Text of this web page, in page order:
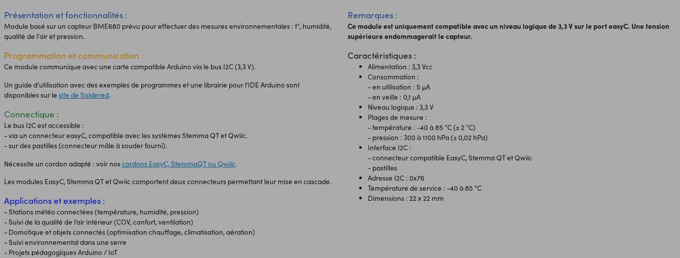
Présentation et fonctionnalités :
Module basé sur un capteur BME680 prévu pour effectuer des mesures environnementales : t°, humidité,
qualité de l'air et pression.
Programmation et communication :
Ce module communique avec une carte compatible Arduino via le bus I2C (3,3 V).
Un guide d'utilisation avec des exemples de programmes et une librairie pour l'IDE Arduino sont
disponibles sur le site de Soldered.
Connectique :
Le bus I2C est accessible :
- via un connecteur easyC, compatible avec les systèmes Stemma QT et Qwiic.
- sur des pastilles (connecteur mâle à souder fourni).
Nécessite un cordon adapté : voir noscordons EasyC, StemmaQT ou Qwiic.
Les modules EasyC, Stemma QT et Qwiic comportent deux connecteurs permettant leur mise en cascade.
Applications et exemples :
- Stations météo connectées (température, humidité, pression)
- Suivi de la qualité de l’air intérieur (COV, confort, ventilation)
- Domotique et objets connectés (optimisation chauffage, climatisation, aération)
- Suivi environnemental dans une serre
- Projets pédagogiques Arduino / IoT
Remarques :
Ce module est uniquement compatible avec un niveau logique de 3,3 V sur le port easyC. Une tension
supérieure endommagerait le capteur.
Caractéristiques :
Alimentation : 3,3 Vcc
Consommation :
- en utilisation : 5 µA
- en veille : 0,1 µA
Niveau logique : 3,3 V
Plages de mesure :
- température : -40 à 85 °C (± 2 °C)
- pression : 300 à 1100 hPa (± 0,02 hPa)
Interface I2C :
- connecteur compatible EasyC, Stemma QT et Qwiic
- pastilles
Adresse I2C : 0x76
Température de service : -40 à 85 °C
Dimensions : 22 x 22 mm